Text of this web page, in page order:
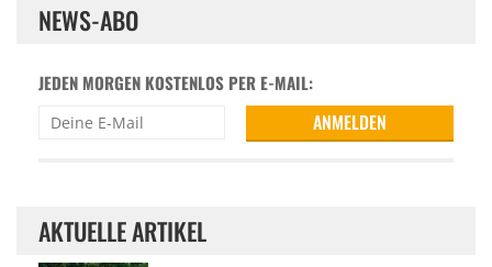
NEWS-ABO
JEDEN MORGEN KOSTENLOS PER E-MAIL:
AKTUELLE ARTIKEL